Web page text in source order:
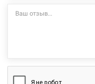
товара могут изменяться